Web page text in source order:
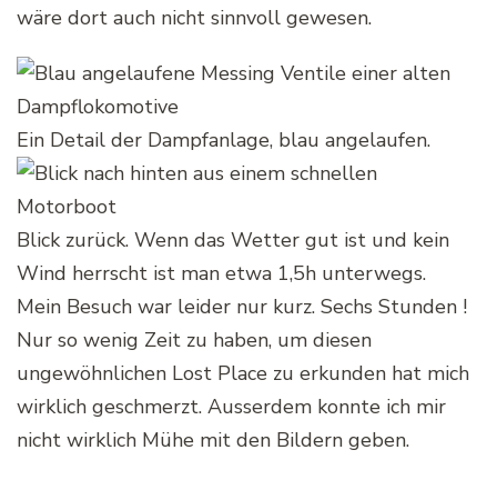
wäre dort auch nicht sinnvoll gewesen.
Ein Detail der Dampfanlage, blau angelaufen.
Blick zurück. Wenn das Wetter gut ist und kein
Wind herrscht ist man etwa 1,5h unterwegs.
Mein Besuch war leider nur kurz. Sechs Stunden !
Nur so wenig Zeit zu haben, um diesen
ungewöhnlichen Lost Place zu erkunden hat mich
wirklich geschmerzt. Ausserdem konnte ich mir
nicht wirklich Mühe mit den Bildern geben.